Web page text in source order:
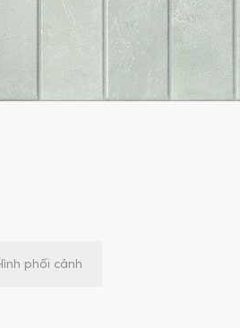
phối cảnh